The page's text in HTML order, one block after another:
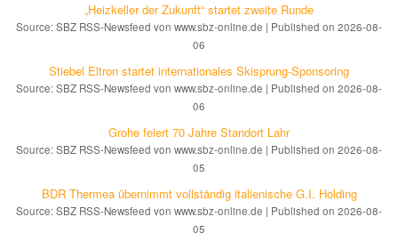
„Heizkeller der Zu­kunft“ star­tet zwei­te Run­de
Source: SBZ RSS-Newsfeed von www.sbz-online.de
Published on 2026-08-
06
Stiebel Eltron startet internatio­nales Ski­sprung-Spon­soring
Source: SBZ RSS-Newsfeed von www.sbz-online.de
Published on 2026-08-
06
Grohe feiert 70 Jahre Standort Lahr
Source: SBZ RSS-Newsfeed von www.sbz-online.de
Published on 2026-08-
05
BDR Thermea übernimmt vollständig italienische G.I. Holding
Source: SBZ RSS-Newsfeed von www.sbz-online.de
Published on 2026-08-
05